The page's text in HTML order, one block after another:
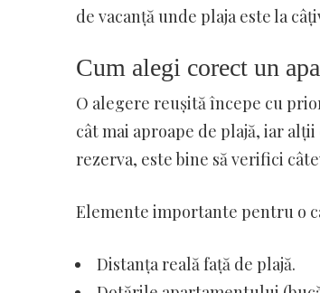
de vacanță unde plaja este la
Cum alegi corect un
O alegere reușită începe cu
cât mai aproape de plajă, iar
rezerva, este bine să verifici
Elemente importante pentru o
Distanța reală față de plajă.